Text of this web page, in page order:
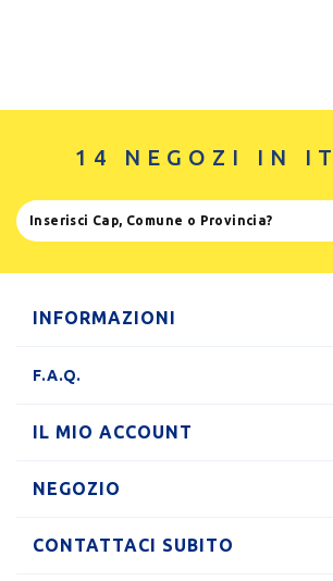
14 NEGOZI IN
INFORMAZIONI
F.A.Q.
IL MIO ACCOUNT
NEGOZIO
CONTATTACI SUBITO